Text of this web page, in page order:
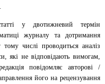
у двотижневий термін
журналу та дотримання
числі проводиться аналіз
які не відповідають вимогам,
повідомляє авторові /
його на рецензування